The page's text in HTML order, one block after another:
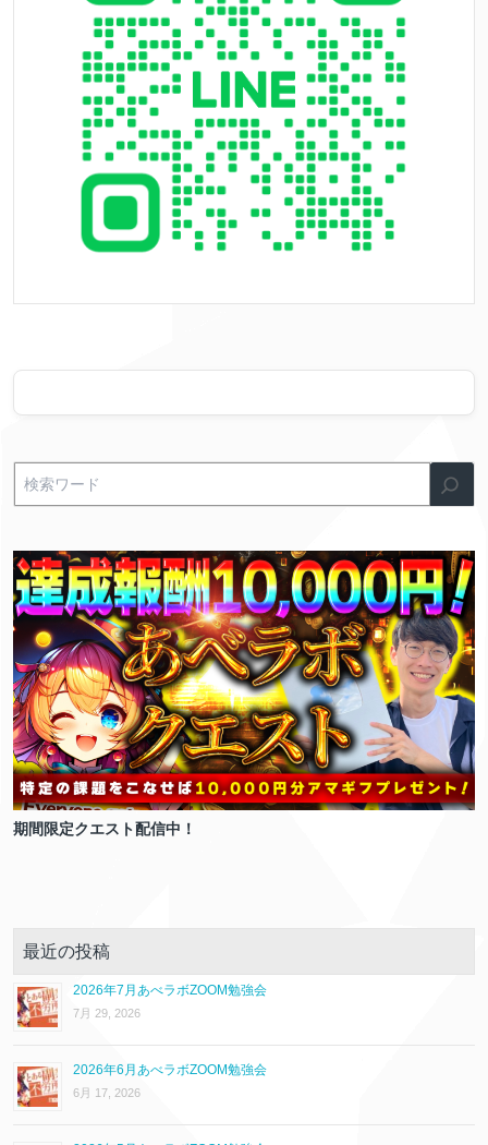
期間限定クエスト配信中！
最近の投稿
2026年7月あべラボZOOM勉強会
7月 29, 2026
2026年6月あべラボZOOM勉強会
6月 17, 2026